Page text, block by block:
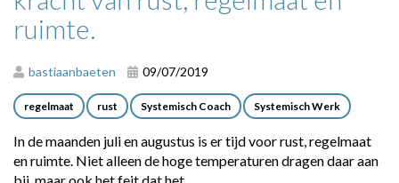
ruimte.
bastiaanbaeten 09/07/2019
regelmaat rust Systemisch Coach Systemisch Werk
In de maanden juli en augustus is er tijd voor rust, regelmaat
en ruimte. Niet alleen de hoge temperaturen dragen daar aan